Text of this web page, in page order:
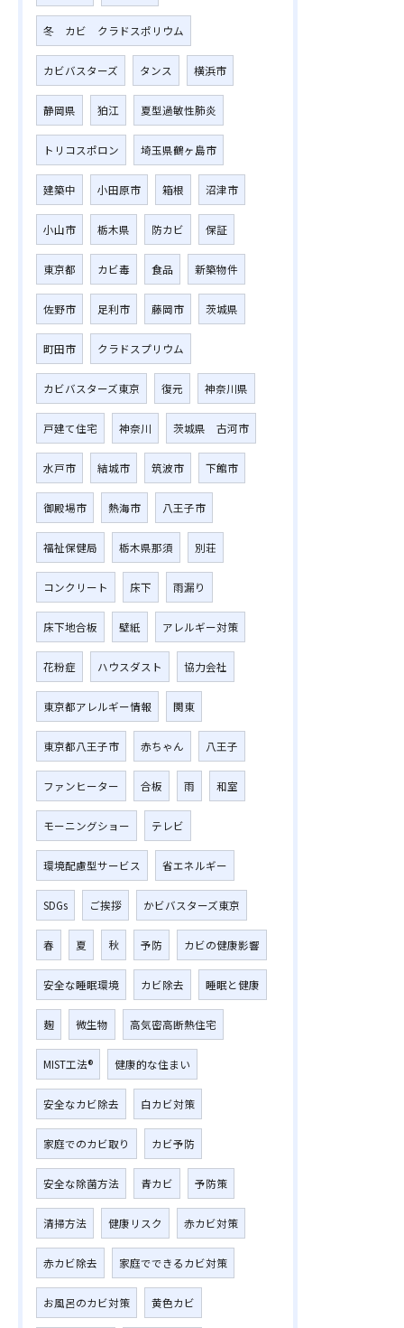
冬 カビ クラドスポリウム
カビバスターズ タンス 横浜市
静岡県 狛江 夏型過敏性肺炎
トリコスポロン 埼玉県鶴ヶ島市
建築中 小田原市 箱根 沼津市
小山市 栃木県 防カビ 保証
東京都 カビ毒 食品 新築物件
佐野市 足利市 藤岡市 茨城県
町田市 クラドスプリウム
カビバスターズ東京 復元 神奈川県
戸建て住宅 神奈川 茨城県 古河市
水戸市 結城市 筑波市 下館市
御殿場市 熱海市 八王子市
福祉保健局 栃木県那須 別荘
コンクリート 床下 雨漏り
床下地合板 壁紙 アレルギー対策
花粉症 ハウスダスト 協力会社
東京都アレルギー情報 関東
東京都八王子市 赤ちゃん 八王子
ファンヒーター 合板 雨 和室
モーニングショー テレビ
環境配慮型サービス 省エネルギー
SDGs ご挨拶 かビバスターズ東京
春 夏 秋 予防 カビの健康影響
安全な睡眠環境 カビ除去 睡眠と健康
麹 微生物 高気密高断熱住宅
MIST工法® 健康的な住まい
安全なカビ除去 白カビ対策
家庭でのカビ取り カビ予防
安全な除菌方法 青カビ 予防策
清掃方法 健康リスク 赤カビ対策
赤カビ除去 家庭でできるカビ対策
お風呂のカビ対策 黄色カビ